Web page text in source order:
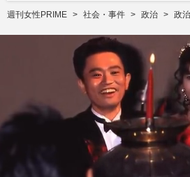
週刊女性PRIME 社会・事件 政治 政